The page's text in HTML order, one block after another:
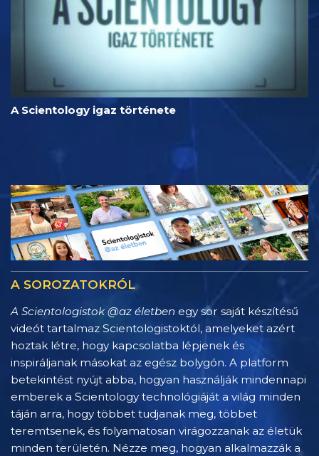
A Scientology igaz története
A SOROZATOKRÓL
A Scientologistok @az életben egy sor saját készítésű
videót tartalmaz Scientologistoktól, amelyeket azért
hoztak létre, hogy kapcsolatba lépjenek és
inspiráljanak másokat az egész bolygón. A platform
betekintést nyújt abba, hogyan használják mindennapi
emberek a Scientology technológiáját a világ minden
táján arra, hogy többet tudjanak meg, többet
teremtsenek, és folyamatosan virágozzanak az életük
minden területén. Nézze meg, hogyan alkalmazzák a